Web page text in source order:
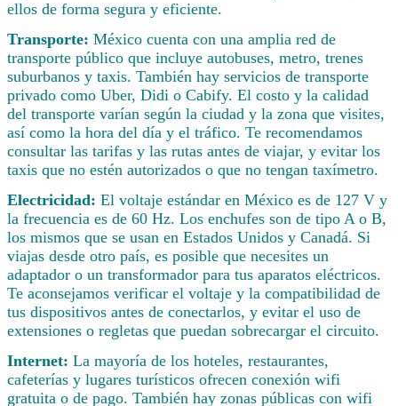
ellos de forma segura y eficiente.
Transporte: México cuenta con una amplia red de
transporte público que incluye autobuses, metro, trenes
suburbanos y taxis. También hay servicios de transporte
privado como Uber, Didi o Cabify. El costo y la calidad
del transporte varían según la ciudad y la zona que visites,
así como la hora del día y el tráfico. Te recomendamos
consultar las tarifas y las rutas antes de viajar, y evitar los
taxis que no estén autorizados o que no tengan taxímetro.
Electricidad: El voltaje estándar en México es de 127 V y
la frecuencia es de 60 Hz. Los enchufes son de tipo A o B,
los mismos que se usan en Estados Unidos y Canadá. Si
viajas desde otro país, es posible que necesites un
adaptador o un transformador para tus aparatos eléctricos.
Te aconsejamos verificar el voltaje y la compatibilidad de
tus dispositivos antes de conectarlos, y evitar el uso de
extensiones o regletas que puedan sobrecargar el circuito.
Internet: La mayoría de los hoteles, restaurantes,
cafeterías y lugares turísticos ofrecen conexión wifi
gratuita o de pago. También hay zonas públicas con wifi